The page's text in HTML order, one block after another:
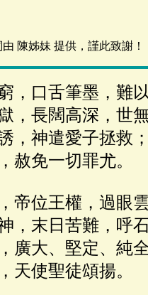
姊妹 提供，謹此致謝！
，口舌筆墨，難
，長闊高深，世無
，神遣愛子拯救；
赦免一切罪尤。
帝位王權，過眼雲
，末日苦難，呼
廣大、堅定、純全
天使聖徒頌揚。